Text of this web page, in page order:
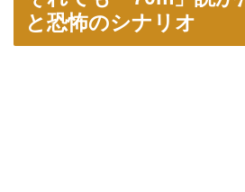
と恐怖のシナリオ